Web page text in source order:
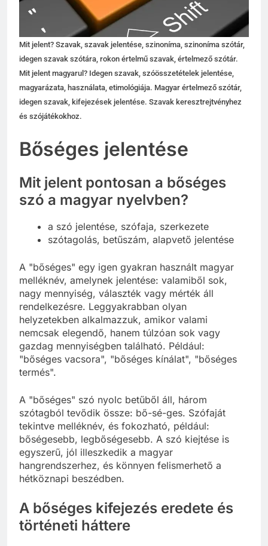
Mit jelent? Szavak, szavak jelentése, szinoníma, szinoníma szótár,
idegen szavak szótára, rokon értelmű szavak, értelmező szótár.
Mit jelent magyarul? Idegen szavak, szóösszetételek jelentése,
magyarázata, használata, etimológiája. Magyar értelmező szótár,
idegen szavak, kifejezések jelentése. Szavak keresztrejtvényhez
és szójátékokhoz.
Bőséges jelentése
Mit jelent pontosan a bőséges
szó a magyar nyelvben?
a szó jelentése, szófaja, szerkezete
szótagolás, betűszám, alapvető jelentése
A "bőséges" egy igen gyakran használt magyar
melléknév, amelynek jelentése: valamiből sok,
nagy mennyiség, választék vagy mérték áll
rendelkezésre. Leggyakrabban olyan
helyzetekben alkalmazzuk, amikor valami
nemcsak elegendő, hanem túlzóan sok vagy
gazdag mennyiségben található. Például:
"bőséges vacsora", "bőséges kínálat", "bőséges
termés".
A "bőséges" szó nyolc betűből áll, három
szótagból tevődik össze: bő-sé-ges. Szófaját
tekintve melléknév, és fokozható, például:
bőségesebb, legbőségesebb. A szó kiejtése is
egyszerű, jól illeszkedik a magyar
hangrendszerhez, és könnyen felismerhető a
hétköznapi beszédben.
A bőséges kifejezés eredete és
történeti háttere